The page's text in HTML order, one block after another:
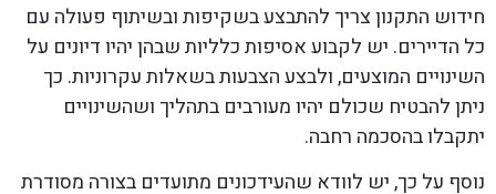
חידוש התקנון צריך להתבצע בשקיפות ובשיתוף פעולה עם
כל הדיירים. יש לקבוע אסיפות כלליות שבהן יהיו דיונים על
השינויים המוצעים, ולבצע הצבעות בשאלות עקרוניות. כך
ניתן להבטיח שכולם יהיו מעורבים בתהליך ושהשינויים
יתקבלו בהסכמה רחבה.
נוסף על כך, יש לוודא שהעידכונים מתועדים בצורה מסודרת